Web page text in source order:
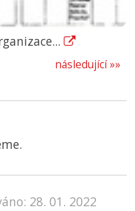
následující »»
28. 01. 2022